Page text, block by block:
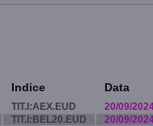
Indice Data
TIT.I:AEX.EUD
20/09/
TIT.I:BEL20.EUD
20/09/